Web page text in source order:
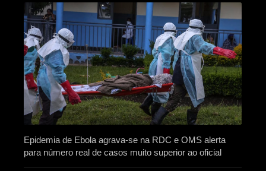
Epidemia de Ebola agrava-se na RDC e OMS alerta
para número real de casos muito superior ao oficial